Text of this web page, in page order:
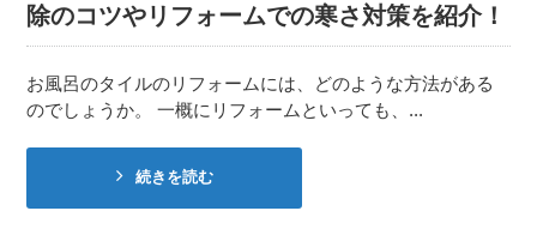
除のコツやリフォームでの寒さ対策を紹介！
お風呂のタイルのリフォームには、どのような方法がある
のでしょうか。 一概にリフォームといっても、...
続きを読む